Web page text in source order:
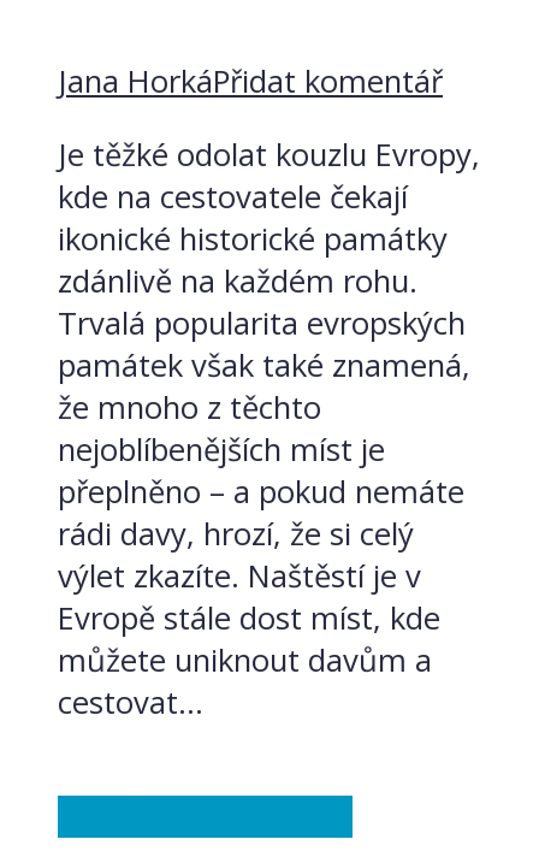
Jana HorkáPřidat komentář
Je těžké odolat kouzlu Evropy,
kde na cestovatele čekají
ikonické historické památky
zdánlivě na každém rohu.
Trvalá popularita evropských
památek však také znamená,
že mnoho z těchto
nejoblíbenějších míst je
přeplněno – a pokud nemáte
rádi davy, hrozí, že si celý
výlet zkazíte. Naštěstí je v
Evropě stále dost míst, kde
můžete uniknout davům a
cestovat...